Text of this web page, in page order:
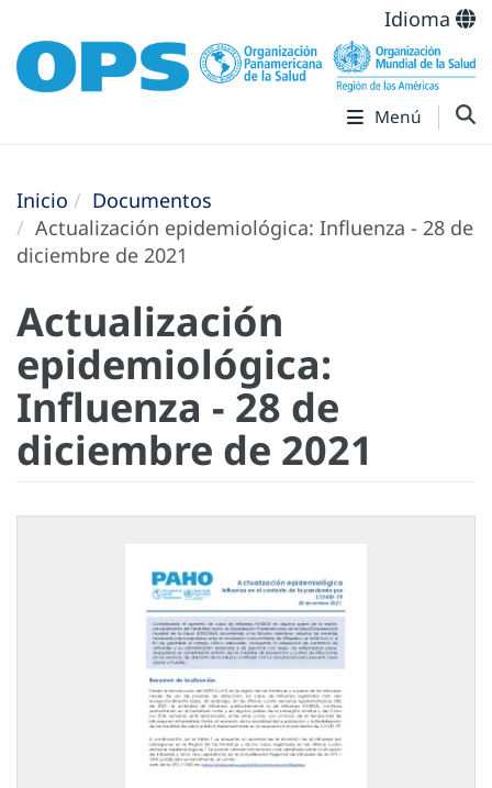
Idioma
Menú
Inicio
Documentos
Actualización epidemiológica: Influenza - 28 de
diciembre de 2021
Actualización
epidemiológica:
Influenza - 28 de
diciembre de 2021